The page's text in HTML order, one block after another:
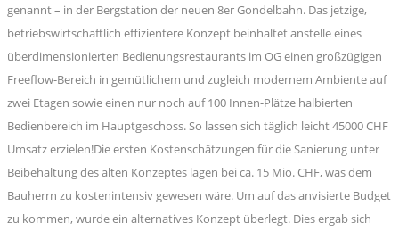
genannt – in der Bergstation der neuen 8er Gondelbahn. Das jetzige,
betriebswirtschaftlich effizientere Konzept beinhaltet anstelle eines
überdimensionierten Bedienungsrestaurants im OG einen großzügigen
Freeflow-Bereich in gemütlichem und zugleich modernem Ambiente auf
zwei Etagen sowie einen nur noch auf 100 Innen-Plätze halbierten
Bedienbereich im Hauptgeschoss. So lassen sich täglich leicht 45000 CHF
Umsatz erzielen!Die ersten Kostenschätzungen für die Sanierung unter
Beibehaltung des alten Konzeptes lagen bei ca. 15 Mio. CHF, was dem
Bauherrn zu kostenintensiv gewesen wäre. Um auf das anvisierte Budget
zu kommen, wurde ein alternatives Konzept überlegt. Dies ergab sich